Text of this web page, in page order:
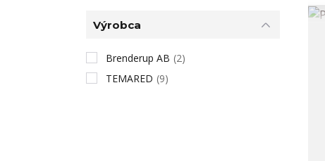
Výrobca
Brenderup AB (2)
TEMARED (9)